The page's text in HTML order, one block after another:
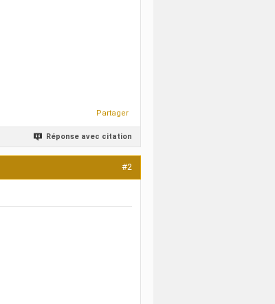
Partager
Réponse avec citation
#2